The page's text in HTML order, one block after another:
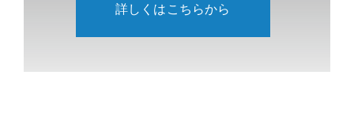
詳しくはこちらから